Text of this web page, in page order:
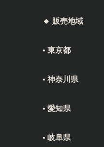
🔹 販売地域
• 東京都
• 神奈川県
• 愛知県
• 岐阜県